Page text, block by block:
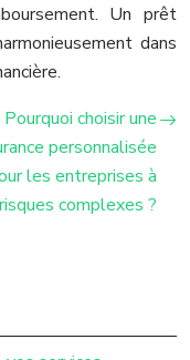
Un prêt
dans
Pourquoi choisir une
personnalisée
les entreprises à
risques complexes ?